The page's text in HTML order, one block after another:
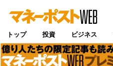
トップ 投資 ビジネス